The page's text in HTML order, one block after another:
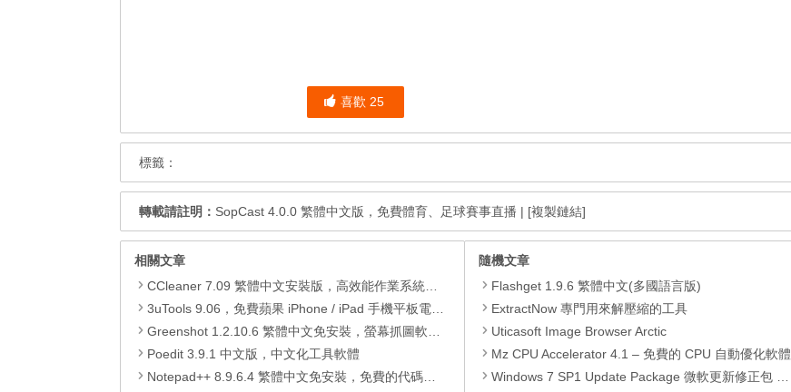
喜歡 25
標籤：
轉載請註明： SopCast 4.0.0 繁體中文版，免費體育、足球賽事直播 | [複製鏈結]
相關文章
CCleaner 7.09 繁體中文安裝版，高效能作業系統清理軟體
3uTools 9.06，免費蘋果 iPhone / iPad 手機平板電腦管理備份還原軟體
Greenshot 1.2.10.6 繁體中文免安裝，螢幕抓圖軟體，1.3.315 安裝版
Poedit 3.9.1 中文版，中文化工具軟體
Notepad++ 8.9.6.4 繁體中文免安裝，免費的代碼編輯器
隨機文章
Flashget 1.9.6 繁體中文(多國語言版)
ExtractNow 專門用來解壓縮的工具
Uticasoft Image Browser Arctic
Mz CPU Accelerator 4.1 – 免費的 CPU 自動優化軟體
Windows 7 SP1 Update Package 微軟更新修正包 (2014.08.19)